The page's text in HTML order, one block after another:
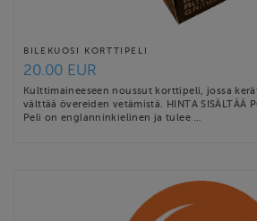
BILEKUOSI KORTTIPELI
20.00 EUR
Kulttimaineeseen noussut korttipeli, jossa
välttää övereiden vetämistä. HINTA SISÄLTÄÄ
Peli on englanninkielinen ja tulee …